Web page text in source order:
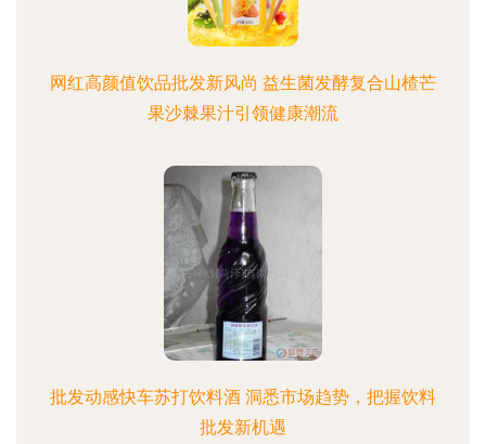
网红高颜值饮品批发新风尚 益生菌发酵复合山楂芒
果沙棘果汁引领健康潮流
批发动感快车苏打饮料酒 洞悉市场趋势，把握饮料
批发新机遇